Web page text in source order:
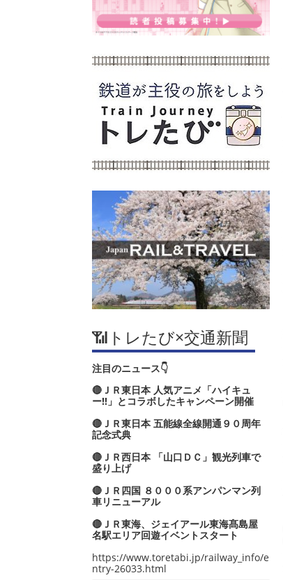
📶トレたび×交通新聞
注目のニュース👇
🔴ＪＲ東日本 人気アニメ「ハイキュ
ー‼」とコラボしたキャンペーン開催
🔴ＪＲ東日本 五能線全線開通９０周年
記念式典
🔴ＪＲ西日本 「山口ＤＣ」観光列車で
盛り上げ
🔴ＪＲ四国 ８０００系アンパンマン列
車リニューアル
🔴ＪＲ東海、ジェイアール東海髙島屋
名駅エリア回遊イベントスタート
https://www.toretabi.jp/railway_info/e
ntry-26033.html